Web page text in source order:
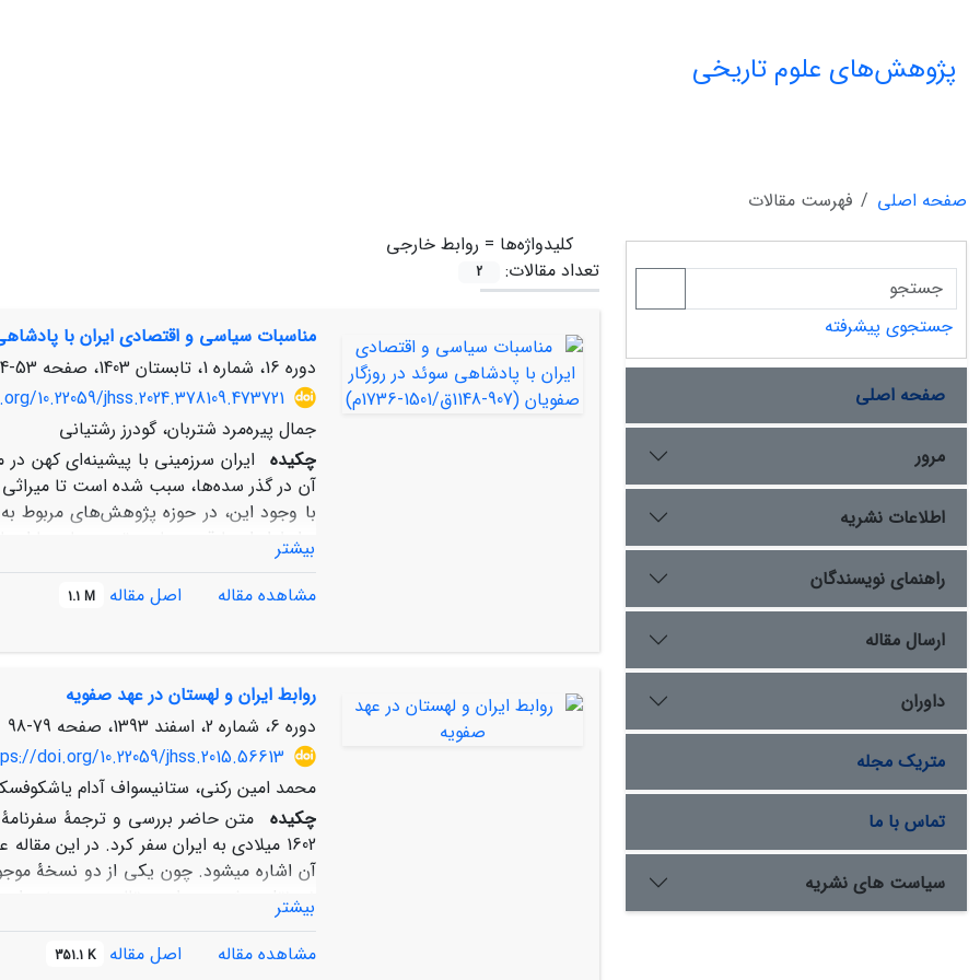
پژوهش‌های علوم تاریخی
صفحه اصلی
فهرست مقالات
کلیدواژه‌ها = روابط خارجی
تعداد مقالات:
2
مناسبات سیاسی و اقتصادی ایران با پادشاهی سوئد در
دوره 16، شماره 1، تابستان 1403، صفحه
53-84
10.22059/jhss.2024.378109.473721
جمال پیره‌مرد شتربان، گودرز رشتیانی
چکیده ایران سرزمینی با پیشینه‌ای کهن
آن در گذر سده‌ها، سبب شده است تا میراثی
با وجود این، در حوزه پژوهش‌های مربوط
روابط ایران با قدرت‌های برتر همسایه یا
کرده‌اند و همین نکته، سبب کم‌توجّهی به
شناخته‌شده، روابط خارجی ایرانِ صفوی با
ساختند؟ همچنین با وجود برخی تلاش‌های
نرسیدند؟ در پژوهش حاضر تلاش شده است
کیفی به پرسش‌های فوق پاسخ داده شود.
سیاسی، ایران و سوئد و به ویژه سوئدیان
ناخشنودی قدرت‌های رقیب و چالش‌های
شمالی و رویارویی دربار صفوی با شورش
بیشتر
مشاهده مقاله
اصل مقاله 1.1 M
روابط ایران و لهستان در عهد صفویه
دوره 6، شماره 2، اسفند 1393، صفحه
79-98
doi.org/10.22059/jhss.2015.56613
محمد امین رکنی، ستانیسواف آدام
چکیده متن حاضر بررسی و ترجمۀ
1602 میلادی به ایران سفر کرد. در این
آن اشاره می­شود. چون یکی از دو نسخۀ
نیز نقل می­شود. در این مقاله به رد برخی
می­شود و همچنان شکل نوشتن واژه­های
می­شود.
بیشتر
مشاهده مقاله
اصل مقاله 351.1 K
جستجوی پیشرفته
صفحه اصلی
مرور
اطلاعات نشریه
راهنمای نویسندگان
ارسال مقاله
داوران
متریک مجله
تماس با ما
سیاست های نشریه